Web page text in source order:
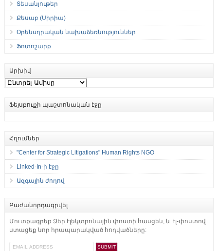
Տեսանյութեր
Քեսաբ (Սիրիա)
Օրենսդրական նախաձեռնություններ
Ֆոտոշարք
Արխիվ
Արխիվ
Ֆեյսբուքի պաշտոնական էջը
Հղումներ
"Center for Strategic Litigations" Human Rights NGO
Linked-In-ի էջը
Ազգային ժողով
Բաժանորդագրվել
Մուտքագրեք Ձեր էլեկտրոնային փոստի հասցեն, և էլ-փոստով
ստացեք նոր հրապարակված հոդվածները: